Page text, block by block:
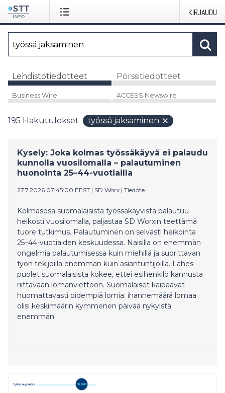
KIRJAUDU
Lehdistötiedotteet Pörssitiedotteet
Business Wire ACCESS Newswire
195 Hakutulokset työssä jaksaminen
Kysely: Joka kolmas työssäkäyvä ei palaudu
kunnolla vuosilomalla – palautuminen
huonointa 25–44-vuotiailla
27.7.2026 07:45:00 EEST | SD Worx | Tiedote
Kolmasosa suomalaisista työssäkäyvistä palautuu
heikosti vuosilomalla, paljastaa SD Worxin teettämä
tuore tutkimus. Palautuminen on selvästi heikointa
25–44-vuotiaiden keskuudessa. Naisilla on enemmän
ongelmia palautumisessa kuin miehillä ja suorittavan
työn tekijöillä enemmän kuin asiantuntijoilla. Lähes
puolet suomalaisista kokee, ettei esihenkilö kannusta
riittävään lomanviettoon. Suomalaiset kaipaavat
huomattavasti pidempiä lomia: ihannemäärä lomaa
olisi keskimäärin kymmenen päivää nykyistä
enemmän.